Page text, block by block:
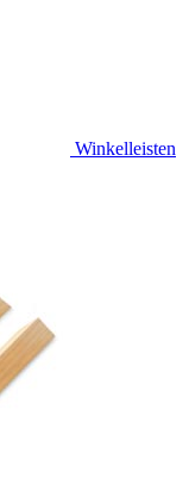
Winkelleisten